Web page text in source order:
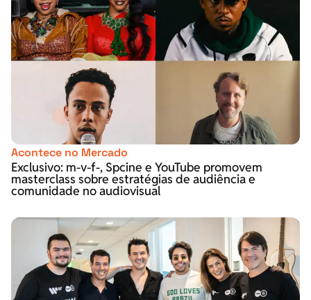
Acontece no Mercado
Exclusivo: m-v-f-, Spcine e YouTube promovem
masterclass sobre estratégias de audiência e
comunidade no audiovisual